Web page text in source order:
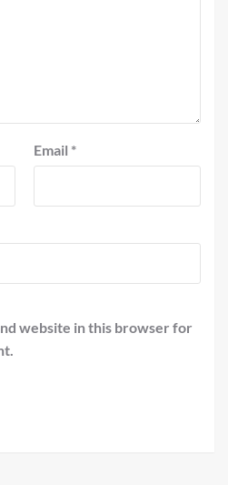
Email *
website in this browser for